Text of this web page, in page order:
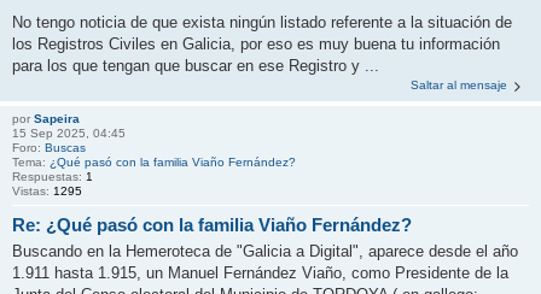
No tengo noticia de que exista ningún listado referente a la situación de
los Registros Civiles en Galicia, por eso es muy buena tu información
para los que tengan que buscar en ese Registro y ...
Saltar al mensaje
por Sapeira
15 Sep 2025, 04:45
Foro: Buscas
Tema: ¿Qué pasó con la familia Viaño Fernández?
Respuestas: 1
Vistas: 1295
Re: ¿Qué pasó con la familia Viaño Fernández?
Buscando en la Hemeroteca de "Galicia a Digital", aparece desde el año
1.911 hasta 1.915, un Manuel Fernández Viaño, como Presidente de la